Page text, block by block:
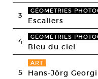
3 GÉOMÉTRIES
Escaliers
4 GÉOMÉTRIES
Bleu du ciel
5
ART
Hans-Jörg Georgi